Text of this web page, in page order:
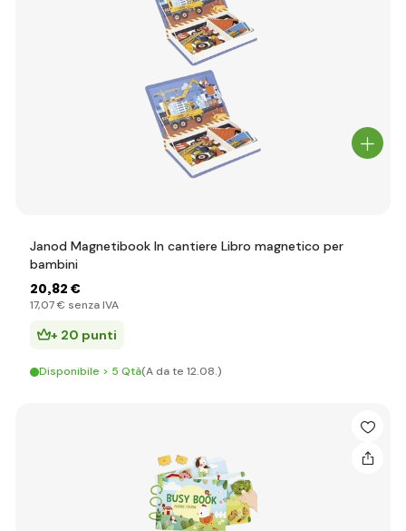
Janod Magnetibook In cantiere Libro magnetico per
bambini
20,82 €
17,07 € senza IVA
+ 20 punti
Disponibile > 5 Qtà(A da te 12.08.)